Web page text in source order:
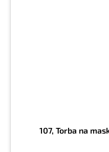
107, Torba na